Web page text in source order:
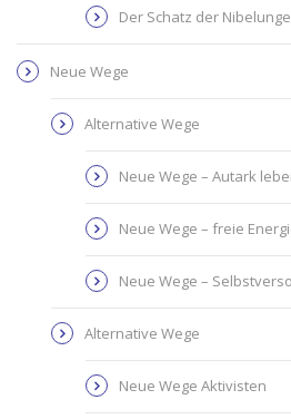
Der Schatz der
Neue Wege
Alternative Wege
Neue Wege – Autark
Neue Wege – freie
Neue Wege –
Alternative Wege
Neue Wege Aktivisten